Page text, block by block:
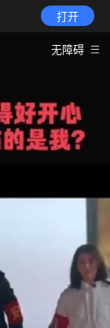
打开
无障碍